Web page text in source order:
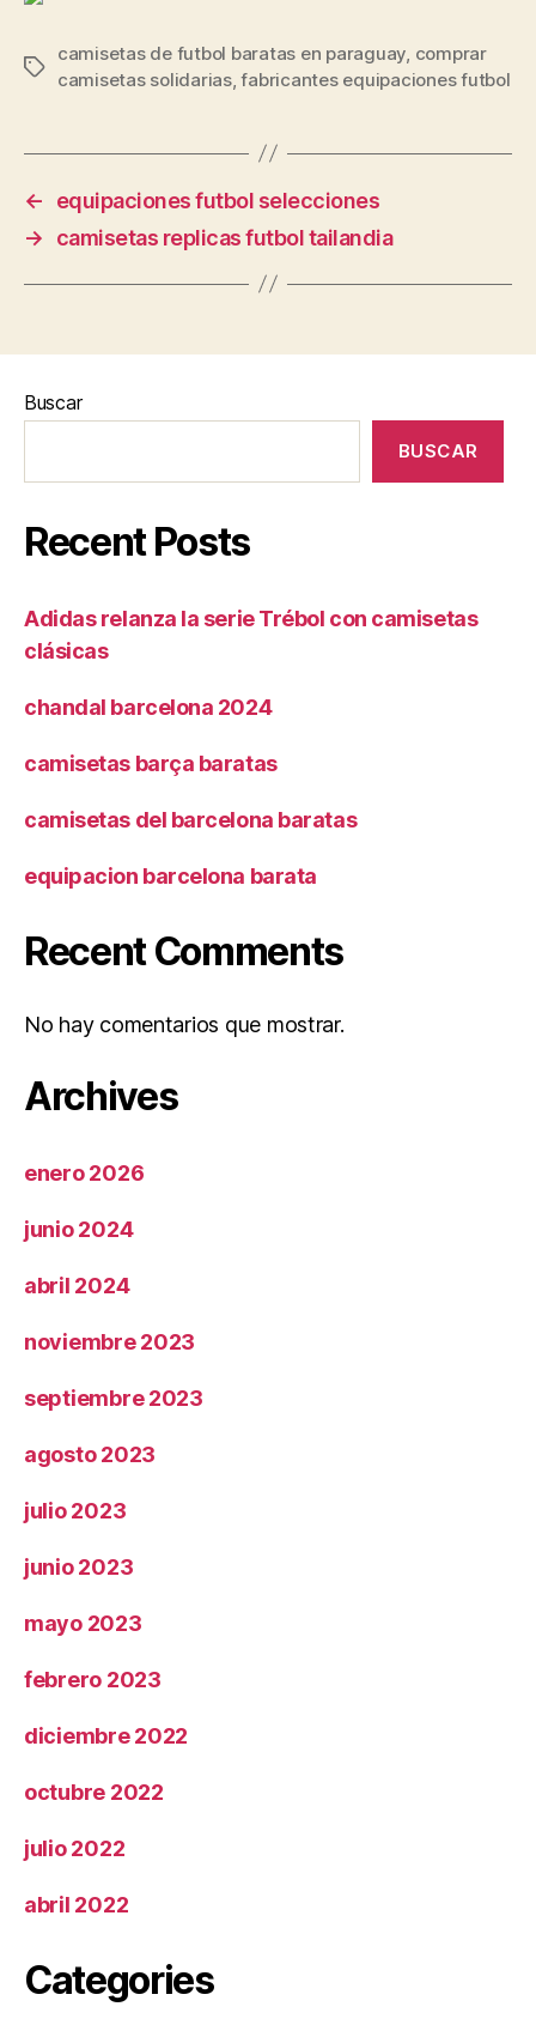
Etiquetas
camisetas de futbol baratas en paraguay comprar
camisetas solidarias,fabricantes equipaciones futbol
←
equipaciones futbol selecciones
→
camisetas replicas futbol tailandia
Buscar
BUSCAR
Recent Posts
Adidas relanza la serie Trébol con camisetas
clásicas
chandal barcelona 2024
camisetas barça baratas
camisetas del barcelona baratas
equipacion barcelona barata
Recent Comments
No hay comentarios que mostrar.
Archives
enero 2026
junio 2024
abril 2024
noviembre 2023
septiembre 2023
agosto 2023
julio 2023
junio 2023
mayo 2023
febrero 2023
diciembre 2022
octubre 2022
julio 2022
abril 2022
Categories